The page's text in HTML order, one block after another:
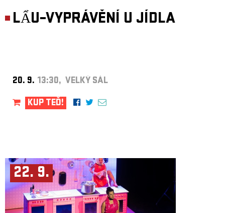
LẨU–VYPRÁVĚNÍ U JÍDLA
20. 9. 13:30, VELKÝ SÁL
KUP TEĎ!
22. 9.